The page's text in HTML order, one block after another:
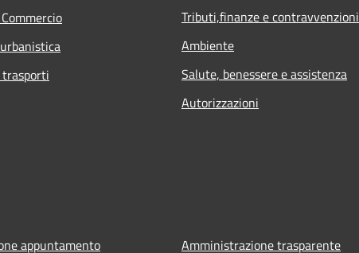
Tributi,finanze e contravvenzioni
Ambiente
Salute, benessere e assistenza
Autorizzazioni
appuntamento Amministrazione trasparente